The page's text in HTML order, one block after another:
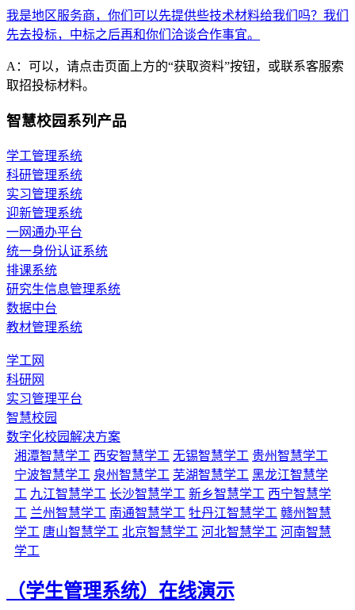
我是地区服务商，你们可以先提供些技术材料给我们吗？我们
先去投标，中标之后再和你们洽谈合作事宜。
A：可以，请点击页面上方的“获取资料”按钮，或联系客服索
取招投标材料。
智慧校园系列产品
学工管理系统
科研管理系统
实习管理系统
迎新管理系统
一网通办平台
统一身份认证系统
排课系统
研究生信息管理系统
数据中台
教材管理系统
学工网
科研网
实习管理平台
智慧校园
数字化校园解决方案
湘潭智慧学工 西安智慧学工 无锡智慧学工 贵州智慧学工
宁波智慧学工 泉州智慧学工 芜湖智慧学工 黑龙江智慧学
工 九江智慧学工 长沙智慧学工 新乡智慧学工 西宁智慧学
工 兰州智慧学工 南通智慧学工 牡丹江智慧学工 赣州智慧
学工 唐山智慧学工 北京智慧学工 河北智慧学工 河南智慧
学工
（学生管理系统）在线演示